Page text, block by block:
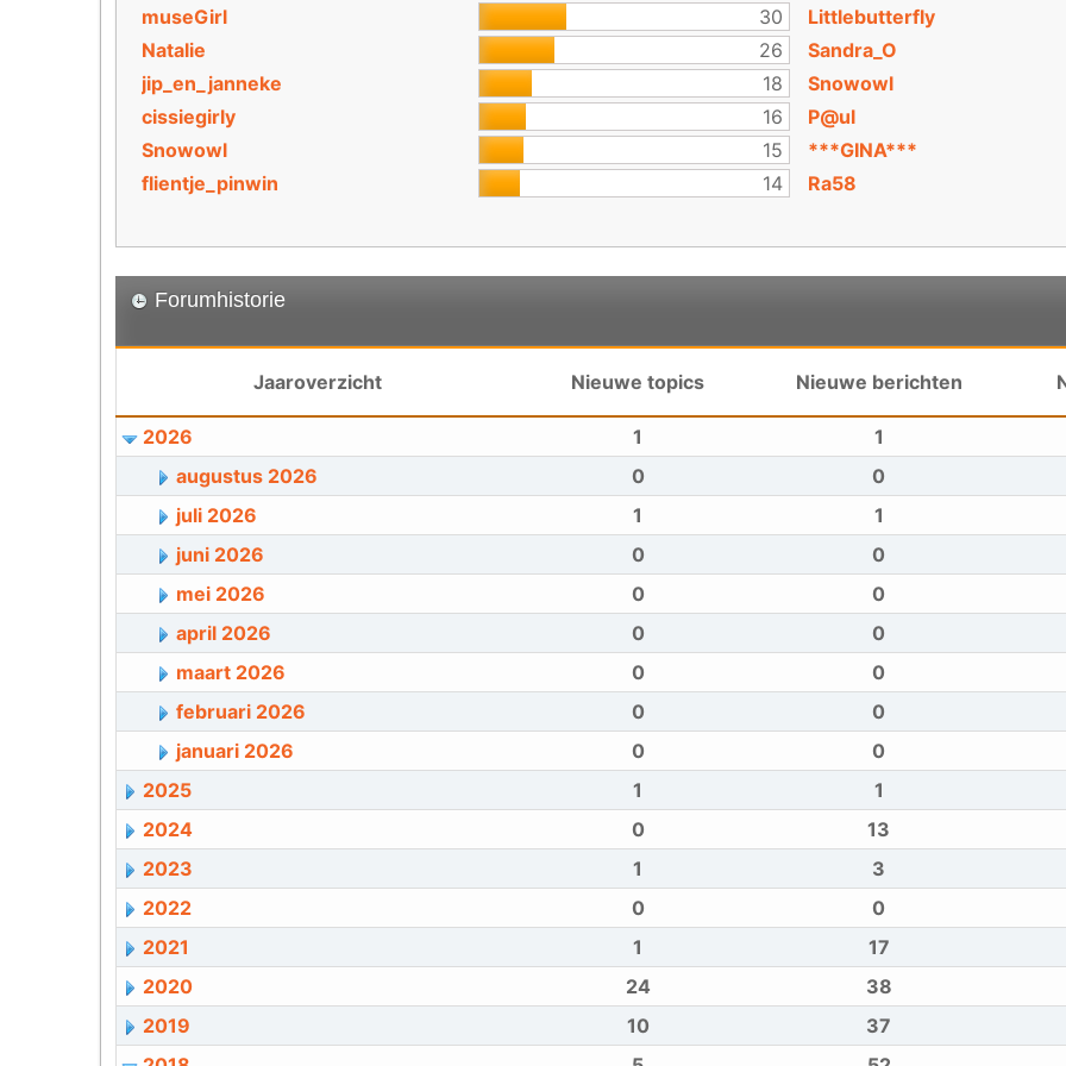
museGirl
30
Natalie
26
jip_en_janneke
18
cissiegirly
16
Snowowl
15
flientje_pinwin
14
Littlebutterfly
Sandra_O
Snowowl
P@ul
***GINA***
Ra58
Forumhistorie
Jaaroverzicht Nieuwe topics Nieuwe berichten
2026 1
1
augustus 2026
0
0
juli 2026
1
1
juni 2026
0
0
mei 2026
0
0
april 2026
0
0
maart 2026
0
0
februari 2026
0
0
januari 2026
0
0
2025
1
1
2024
0
13
2023
1
3
2022
0
0
2021
1
17
2020
24
38
2019
10
37